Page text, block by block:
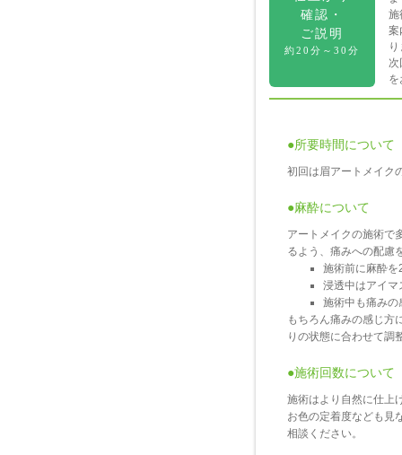
確認・
ご説明
約20分～30分
施
案
を
●所要時間について
初回は眉アートメイク
●麻酔について
アートメイクの施術で
るよう、痛みへの配慮
施術前に麻酔
浸透中はアイマ
施術中も痛みの
もちろん痛みの感じ方
りの状態に合わせて調
●施術回数について
施術はより自然に仕上
お色の定着度なども見
相談ください。